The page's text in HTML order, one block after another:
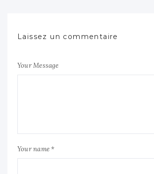
Laissez un commentaire
Your Message
Your name *